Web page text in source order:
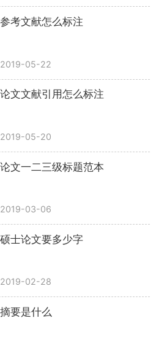
参考文献怎么标注
2019-05-22
论文文献引用怎么标注
2019-05-20
论文一二三级标题范本
2019-03-06
硕士论文要多少字
2019-02-28
摘要是什么